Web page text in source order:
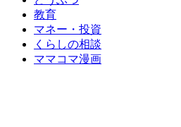
教育
マネー・投資
くらしの相談
ママコマ漫画